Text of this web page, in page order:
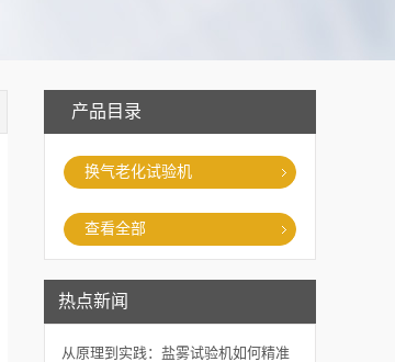
产品目录
换气老化试验机
查看全部
热点新闻
从原理到实践：盐雾试验机如何精准